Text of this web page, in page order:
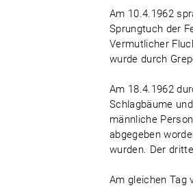
Am 10.4.1962
Sprungtuch der
Vermutlicher
wurde durch
Am 18.4.1962
Schlagbäume
männliche
abgegeben
wurden. Der
Am gleichen Tag